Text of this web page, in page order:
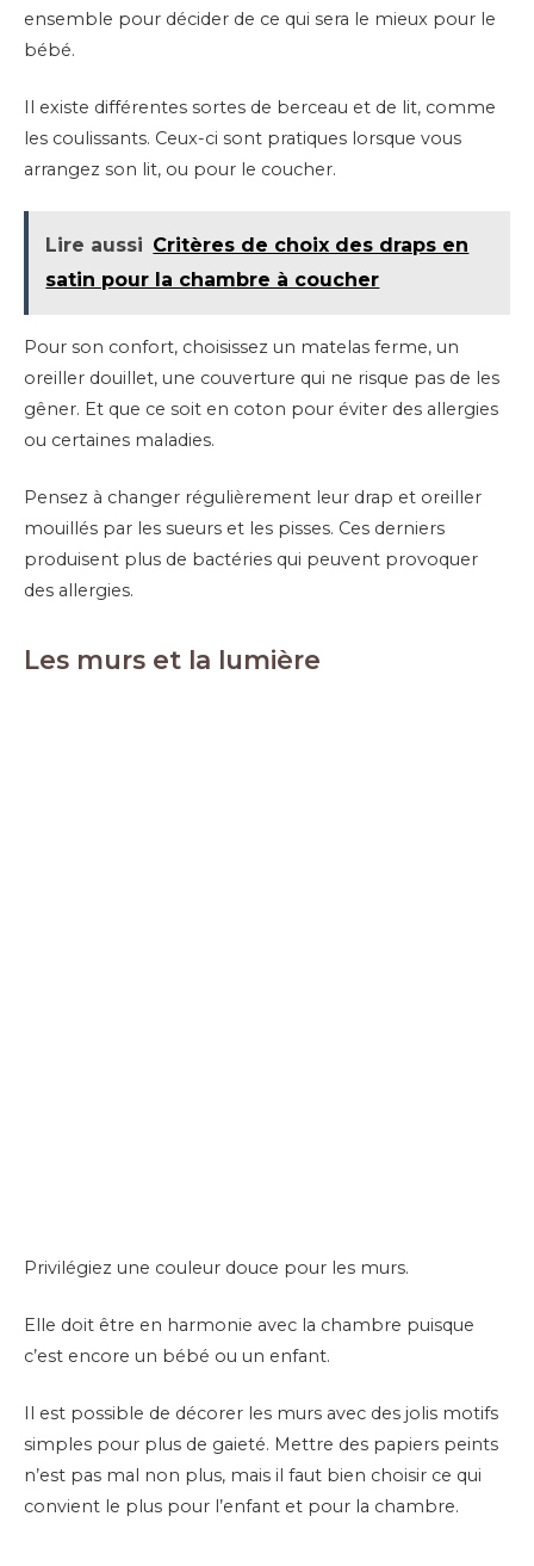
ensemble pour décider de ce qui sera le mieux pour le
bébé.
Il existe différentes sortes de berceau et de lit, comme
les coulissants. Ceux-ci sont pratiques lorsque vous
arrangez son lit, ou pour le coucher.
Lire aussi Critères de choix des draps en
satin pour la chambre à coucher
Pour son confort, choisissez un matelas ferme, un
oreiller douillet, une couverture qui ne risque pas de les
gêner. Et que ce soit en coton pour éviter des allergies
ou certaines maladies.
Pensez à changer régulièrement leur drap et oreiller
mouillés par les sueurs et les pisses. Ces derniers
produisent plus de bactéries qui peuvent provoquer
des allergies.
Les murs et la lumière
Privilégiez une couleur douce pour les murs.
Elle doit être en harmonie avec la chambre puisque
c’est encore un bébé ou un enfant.
Il est possible de décorer les murs avec des jolis motifs
simples pour plus de gaieté. Mettre des papiers peints
n’est pas mal non plus, mais il faut bien choisir ce qui
convient le plus pour l’enfant et pour la chambre.